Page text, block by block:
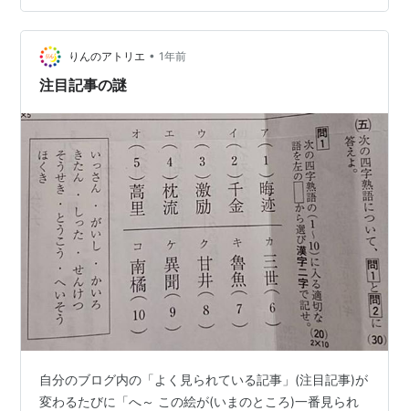
のブログ更新率（そんな言葉あるのか！）は98.37%にな
るらしいのだ。 これはひまだから？ たいしたお金にもな
らないから、収益のために続けているとはとても思えな
いけど。 これはやっぱり好きで書いているとしか思…
りんのアトリエ • 1年前
注目記事の謎
自分のブログ内の「よく見られている記事」(注目記事)が
変わるたびに「へ～ この絵が(いまのところ)一番見られ